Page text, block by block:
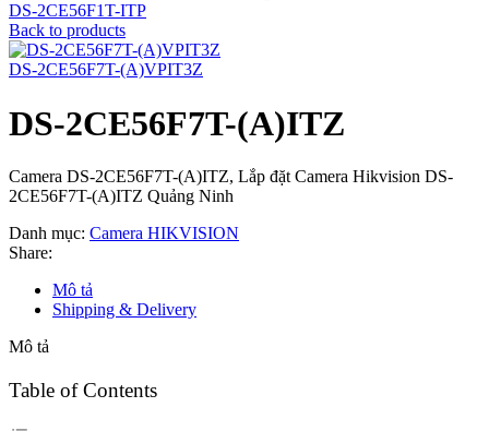
DS-2CE56F1T-ITP
Back to products
DS-2CE56F7T-(A)VPIT3Z
DS-2CE56F7T-(A)ITZ
Camera DS-2CE56F7T-(A)ITZ, Lắp đặt Camera Hikvision DS-
2CE56F7T-(A)ITZ Quảng Ninh
Danh mục: Camera HIKVISION
Share:
Mô tả
Shipping & Delivery
Mô tả
Table of Contents